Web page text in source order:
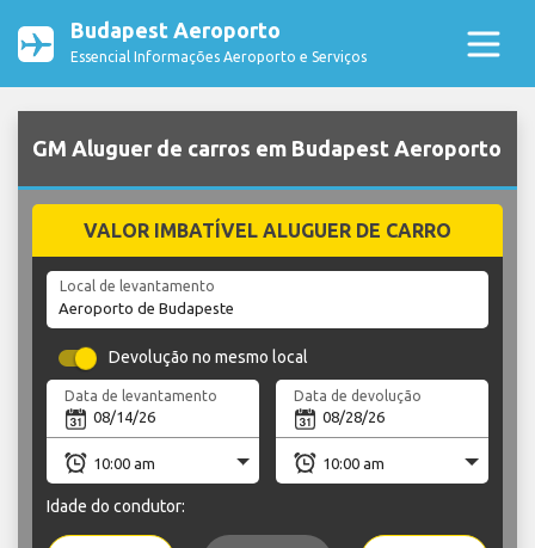
Budapest Aeroporto
Essencial Informações Aeroporto e Serviços
GM Aluguer de carros em Budapest Aeroporto
VALOR IMBATÍVEL ALUGUER DE CARRO
Local de levantamento
Devolução no mesmo local
Data de levantamento Data de devolução
Idade do condutor: